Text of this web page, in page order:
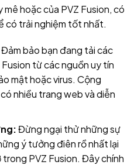
hoặc của PVZ Fusion, có
có trải nghiệm tốt nhất.
Đảm bảo bạn đang tải các
từ các nguồn uy tín
mật hoặc virus. Cộng
nhiều trang web và diễn
Đừng ngại thử những sự
ý tưởng điên rồ nhất lại
PVZ Fusion. Đây chính